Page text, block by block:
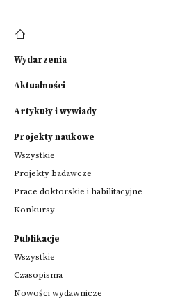
Wydarzenia
Aktualności
Artykuły i wywiady
Projekty naukowe
Wszystkie
Projekty badawcze
Prace doktorskie i habilitacyjne
Konkursy
Publikacje
Wszystkie
Czasopisma
Nowości wydawnicze